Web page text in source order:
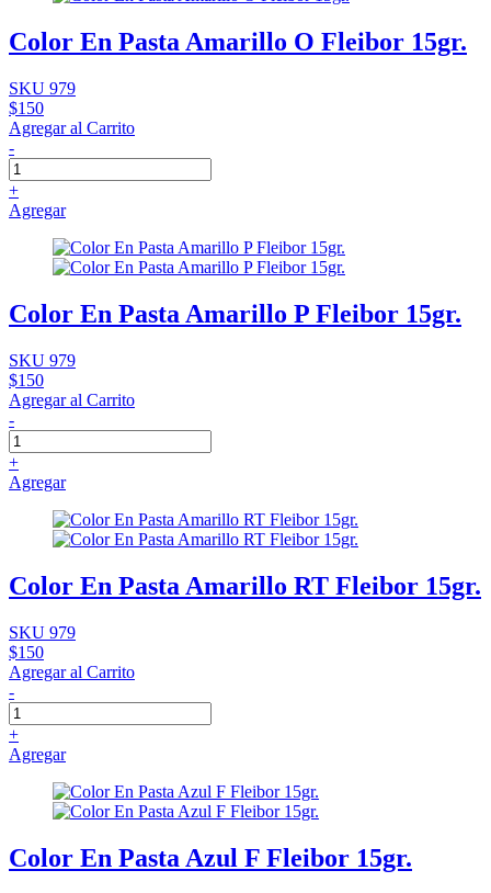
Color En Pasta Amarillo O Fleibor 15gr.
SKU 979
$150
Agregar al Carrito
-
+
Agregar
Color En Pasta Amarillo P Fleibor 15gr.
SKU 979
$150
Agregar al Carrito
-
+
Agregar
Color En Pasta Amarillo RT Fleibor 15gr.
SKU 979
$150
Agregar al Carrito
-
+
Agregar
Color En Pasta Azul F Fleibor 15gr.